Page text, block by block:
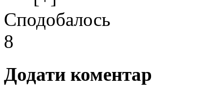
Сподобалось
8
Додати коментар